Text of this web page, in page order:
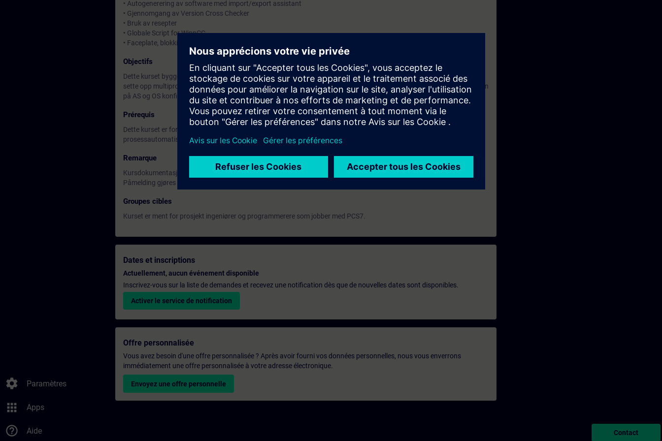
settings Paramètres
apps Apps
help_outline Aide
• Autogenerering av software med import/export assistant
• Gjennomgang av Version Cross Checker
• Bruk av resepter
• Globale Script for WinnCC
• Faceplate, blokkikoner og PCS7 wizards i SIMATIC WinCC.
Objectifs
Dette kurset bygger på Systemkurs 1 og gir en dypere innføring i PCS7. Du vil lære å masse generere software, lære å
sette opp multiprosjekt med oppsett av Server og Klient løsninger, lage egne faceplater, blokkikoner samt gå mer i dybden
på AS og OS konfigurering.
Prérequis
Dette kurset er for deg som har deltatt på PCS7 systemkurs 1 eller har lignende kunnskap. Kjennskap til
prosessautomatisering er en fordel samt at det er en fordel å ha generell PC kunnskap, spesielt Microsoft Windows.
Remarque
Kursdokumentasjonen er på engelsk
Påmelding gjøres i Kurskalender senest 1 uke før kursstart
Groupes cibles
Kurset er ment for prosjekt ingeniører og programmerere som jobber med PCS7.
Dates et inscriptions
Actuellement, aucun événement disponible
Inscrivez-vous sur la liste de demandes et recevez une notification dès que de nouvelles dates sont disponibles.
Activer le service de notification
Offre personnalisée
Vous avez besoin d'une offre personnalisée ? Après avoir fourni vos données personnelles, nous vous enverrons
immédiatement une offre personnalisée à votre adresse électronique.
Envoyez une offre personnelle
Contact